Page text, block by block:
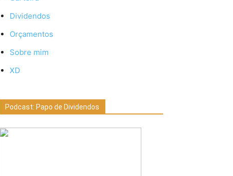
Dividendos
Orçamentos
Sobre mim
XD
Podcast: Papo de Dividendos